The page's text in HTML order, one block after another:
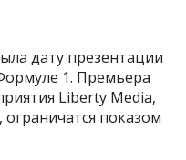
дату презентации
1. Премьера
Liberty Media,
ограничатся показом